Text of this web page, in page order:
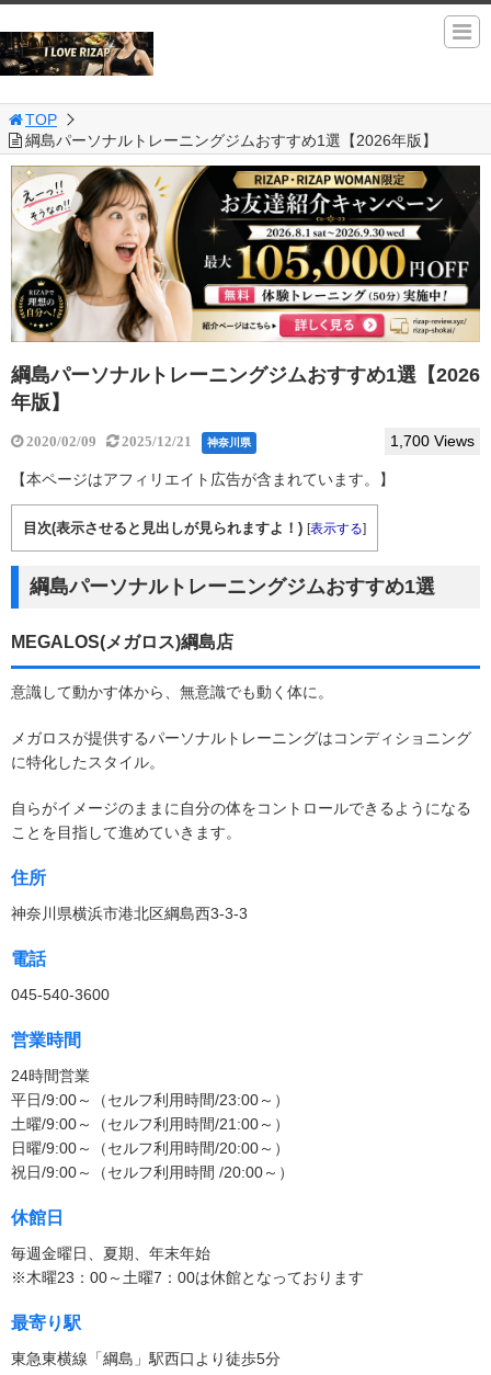
TOP
綱島パーソナルトレーニングジムおすすめ1選【2026年版】
綱島パーソナルトレーニングジムおすすめ1選【2026
年版】
2020/02/09 2025/12/21 神奈川県 1,700 Views
【本ページはアフィリエイト広告が含まれています。】
目次(表示させると見出しが見られますよ！) [表示する]
綱島パーソナルトレーニングジムおすすめ1選
MEGALOS(メガロス)綱島店
意識して動かす体から、無意識でも動く体に。
メガロスが提供するパーソナルトレーニングはコンディショニング
に特化したスタイル。
自らがイメージのままに自分の体をコントロールできるようになる
ことを目指して進めていきます。
住所
神奈川県横浜市港北区綱島西3-3-3
電話
045-540-3600
営業時間
24時間営業
平日/9:00～（セルフ利用時間/23:00～）
土曜/9:00～（セルフ利用時間/21:00～）
日曜/9:00～（セルフ利用時間/20:00～）
祝日/9:00～（セルフ利用時間 /20:00～）
休館日
毎週金曜日、夏期、年末年始
※木曜23：00～土曜7：00は休館となっております
最寄り駅
東急東横線「綱島」駅西口より徒歩5分